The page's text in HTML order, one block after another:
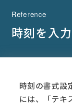
Reference
時刻を入
時刻の書式設
には、「テキ